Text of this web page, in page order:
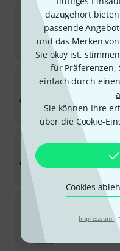
dazugehört
passende
und das Merken
Sie okay ist,
für Präferenzen,
einfach durch
Sie können Ihre
über die Cookie-
Cookies
Impressum ·
Neural DSP
Sofort
1.685
Kemper
Sofort
2.039
Kemper
Sofort
1.666
Darkglass
Sofort